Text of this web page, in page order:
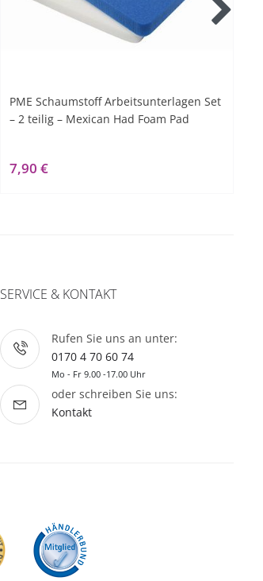
PME Schaumstoff Arbeitsunterlagen Set
– 2 teilig – Mexican Had Foam Pad
7,90 €
SERVICE & KONTAKT
Rufen Sie uns an unter:
0170 4 70 60 74
Mo - Fr 9.00 -17.00 Uhr
oder schreiben Sie uns:
Kontakt